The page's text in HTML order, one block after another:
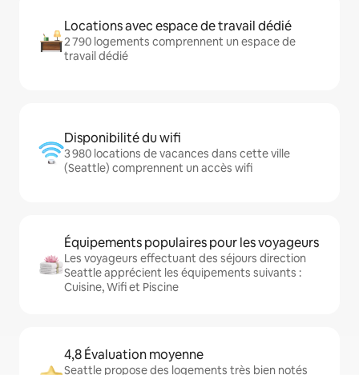
Locations avec espace de travail dédié
2 790 logements comprennent un espace de
travail dédié
Disponibilité du wifi
3 980 locations de vacances dans cette ville
(Seattle) comprennent un accès wifi
Équipements populaires pour les voyageurs
Les voyageurs effectuant des séjours direction
Seattle apprécient les équipements suivants :
Cuisine, Wifi et Piscine
4,8 Évaluation moyenne
Seattle propose des logements très bien notés